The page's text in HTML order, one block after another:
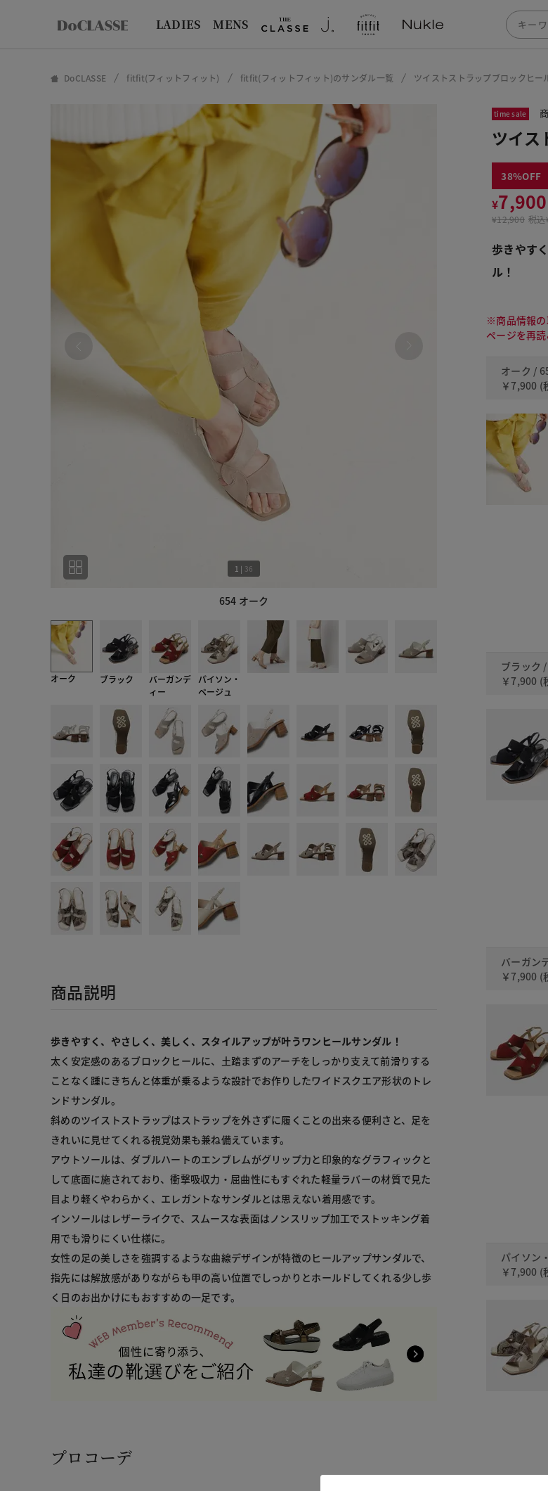
LADIES MENS
DoCLASSE fitfit(フィットフィット) fitfit(フィットフィット)のサンダル一覧 ツイストストラップブロックヒー
654 オーク
1 | 36
オーク ブラック
バーガンデ
ィー
パイソン・
ベージュ
商品説明
歩きやすく、やさしく、美しく、スタイルアップが叶うワンヒールサンダル！
太く安定感のあるブロックヒールに、土踏まずのアーチをしっかり支えて前滑りする
ことなく踵にきちんと体重が乗るような設計でお作りしたワイドスクエア形状のトレ
ンドサンダル。
斜めのツイストストラップはストラップを外さずに履くことの出来る便利さと、足を
きれいに見せてくれる視覚効果も兼ね備えています。
アウトソールは、ダブルハートのエンブレムがグリップ力と印象的なグラフィックと
して底面に施されており、衝撃吸収力・屈曲性にもすぐれた軽量ラバーの材質で見た
目より軽くやわらかく、エレガントなサンダルとは思えない着用感です。
インソールはレザーライクで、スムースな表面はノンスリップ加工でストッキング着
用でも滑りにくい仕様に。
女性の足の美しさを強調するような曲線デザインが特徴のヒールアップサンダルで、
指先には解放感がありながらも甲の高い位置でしっかりとホールドしてくれる少し歩
プロコーデ
time sale
ツイス
38
¥7,900
¥12,900 税込
歩きやす
ル！
※商品情報の
ページを再読
オーク /
￥7,900 (
ブラック
￥7,900 (
バーガン
￥7,900 (
パイソン
￥7,900 (